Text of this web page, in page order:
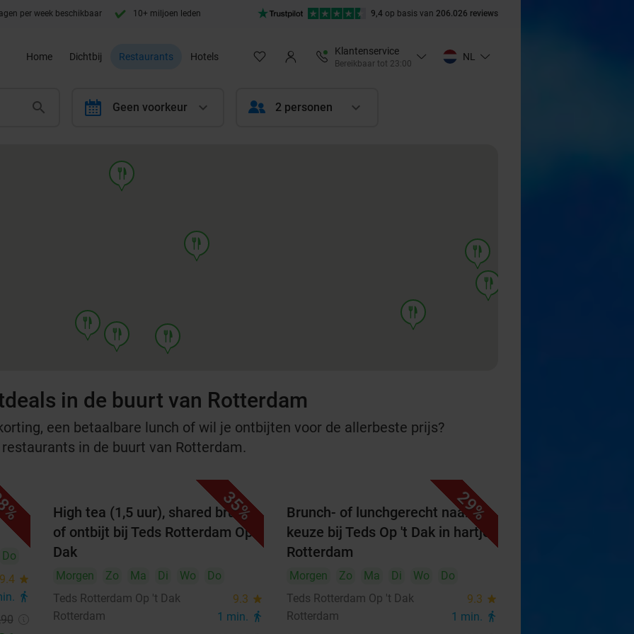
per week beschikbaar 10+ miljoen leden 9,4 op basis van 206.026 reviews
Home Dichtbij Restaurants Hotels
Klantenservice
Bereikbaar tot 23:00
NL
calendar Geen voorkeur 2 personen
food
food
food
food
food
food
food
food
in de buurt van Rotterdam
een betaalbare lunch of wil je ontbijten voor de allerbeste prijs?
in de buurt van Rotterdam.
Do
9.4 star
directions_walk
35%
High tea (1,5 uur), shared brunch
of ontbijt bij Teds Rotterdam Op 't
Dak
Morgen Zo Ma Di Wo
Do
Teds Rotterdam Op 't Dak
9.3 star
Rotterdam 1 min. directions_walk
29%
Brunch- of lunchgerecht naar
keuze bij Teds Op 't Dak in hartje
Rotterdam
Morgen Zo Ma Di Wo
Do
Teds Rotterdam Op 't Dak
9.3 star
Rotterdam 1 min. directions_walk